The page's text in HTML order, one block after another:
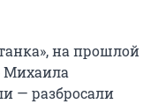
на прошлой
Михаила
— разбросали